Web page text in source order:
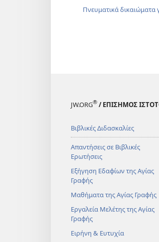
Πνευματικά δικαιώματα
JW.ORG® / ΕΠΙΣΗΜΟΣ
Βιβλικές Διδασκαλίες
Απαντήσεις σε Βιβλικές
Ερωτήσεις
Εξήγηση Εδαφίων της Αγίας
Γραφής
Μαθήματα της Αγίας Γραφής
Εργαλεία Μελέτης της Αγίας
Γραφής
Ειρήνη & Ευτυχία